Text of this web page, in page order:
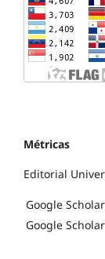
Métricas
Editorial
Google
Google